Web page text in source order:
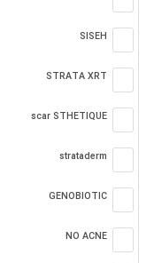
SISEH
STRATA XRT
scar STHETIQUE
strataderm
GENOBIOTIC
NO ACNE